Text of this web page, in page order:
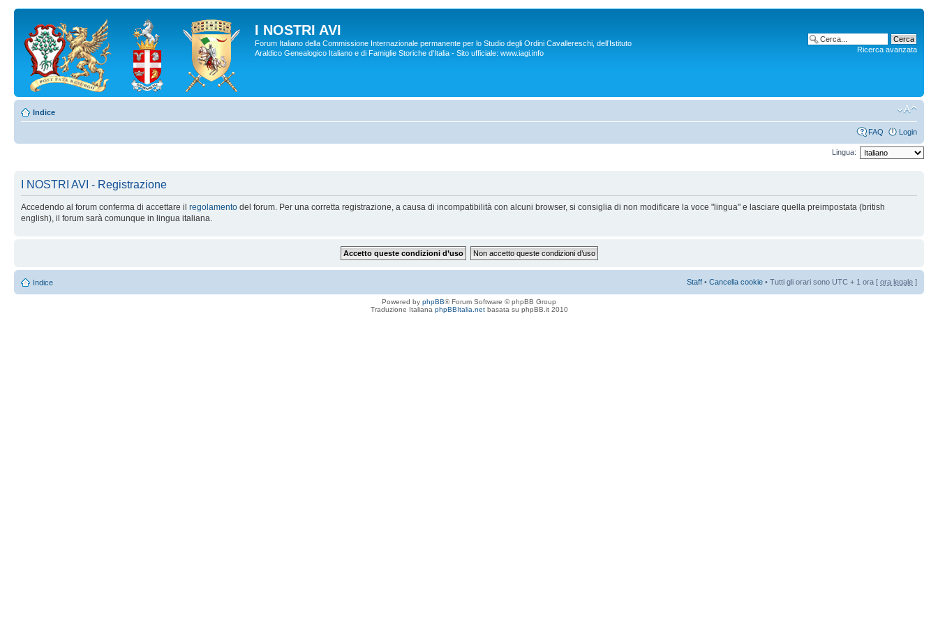
I NOSTRI AVI
Forum Italiano della Commissione Internazionale permanente per lo Studio degli Ordini Cavallereschi, dell’Istituto
Araldico Genealogico Italiano e di Famiglie Storiche d'Italia - Sito ufficiale: www.iagi.info
Ricerca avanzata
Indice
FAQ Login
Lingua:
I NOSTRI AVI - Registrazione
Accedendo al forum conferma di accettare il regolamento del forum. Per una corretta registrazione, a causa di incompatibilità con alcuni browser, si consiglia di non modificare la voce "lingua" e lasciare quella preimpostata (british
english), il forum sarà comunque in lingua italiana.
Indice Staff • Cancella cookie • Tutti gli orari sono UTC + 1 ora [ ora legale ]
Powered by phpBB® Forum Software © phpBB Group
Traduzione Italiana phpBBItalia.netbasata su phpBB.it 2010